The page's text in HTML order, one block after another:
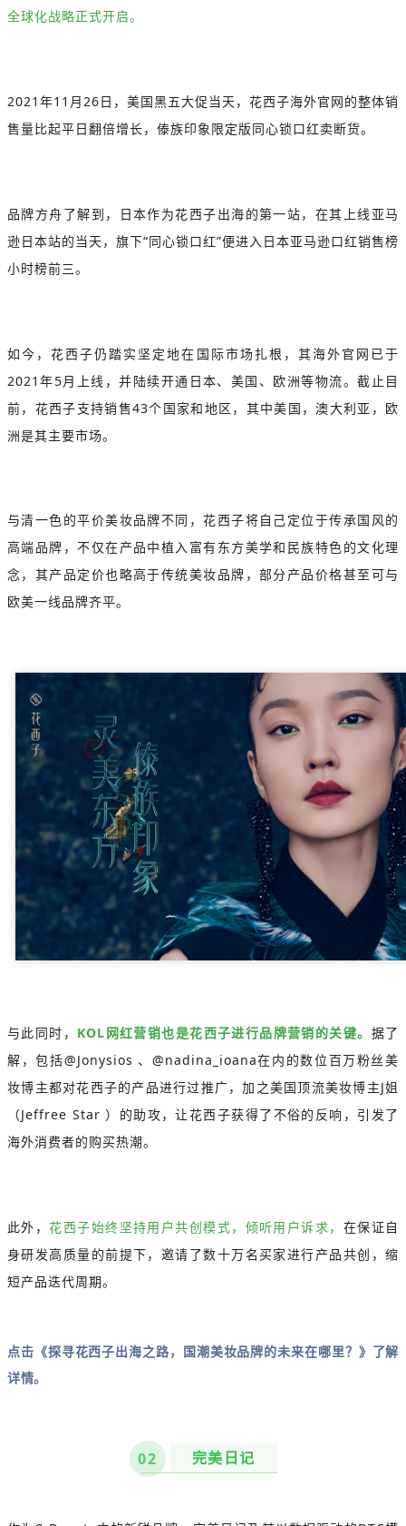
全球化战略正式开启。
2021年11月26日，美国黑五大促当天，花西子海外官网的整体销
售量比起平日翻倍增长，傣族印象限定版同心锁口红卖断货。
品牌方舟了解到，日本作为花西子出海的第一站，在其上线亚马
逊日本站的当天，旗下“同心锁口红”便进入日本亚马逊口红销售榜
小时榜前三。
如今，花西子仍踏实坚定地在国际市场扎根，其海外官网已于
2021年5月上线，并陆续开通日本、美国、欧洲等物流。截止目
前，花西子支持销售43个国家和地区，其中美国，澳大利亚，欧
洲是其主要市场。
与清一色的平价美妆品牌不同，花西子将自己定位于传承国风的
高端品牌，不仅在产品中植入富有东方美学和民族特色的文化理
念，其产品定价也略高于传统美妆品牌，部分产品价格甚至可与
欧美一线品牌齐平。
与此同时， KOL网红营销也是花西子进行品牌营销的关键。 据了
解，包括@Jonysios 、@nadina_ioana在内的数位百万粉丝美
妆博主都对花西子的产品进行过推广，加之美国顶流美妆博主J姐
（Jeffree Star ）的助攻，让花西子获得了不俗的反响，引发了
海外消费者的购买热潮。
此外，花西子始终坚持用户共创模式，倾听用户诉求， 在保证自
身研发高质量的前提下，邀请了数十万名买家进行产品共创，缩
短产品迭代周期。
点击《探寻花西子出海之路，国潮美妆品牌的未来在哪里？ 》了解
详情。
02 完美日记